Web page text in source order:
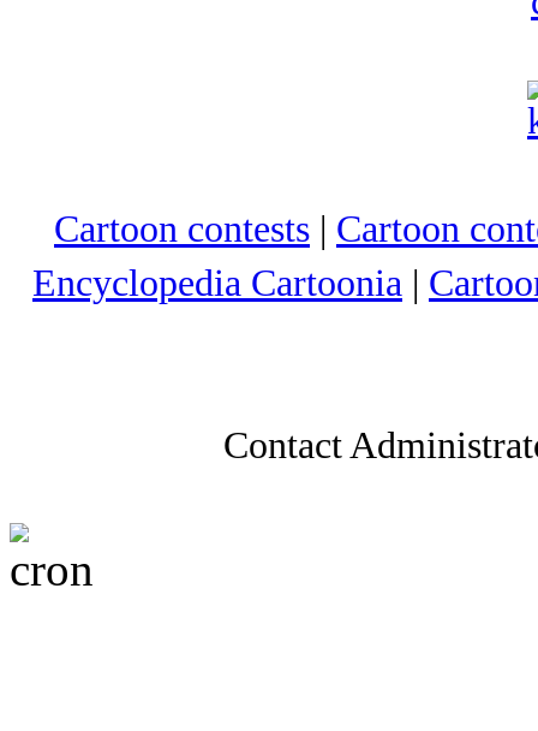
Cartoon contests | Cartoon
Encyclopedia Cartoonia |
Contact